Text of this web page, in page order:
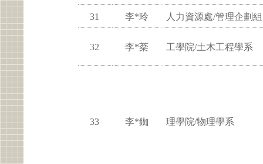
31 李*玲 人力資源處/管理企劃組
32 李*棻 工學院/土木工程學系
33 李*銣 理學院/物理學系